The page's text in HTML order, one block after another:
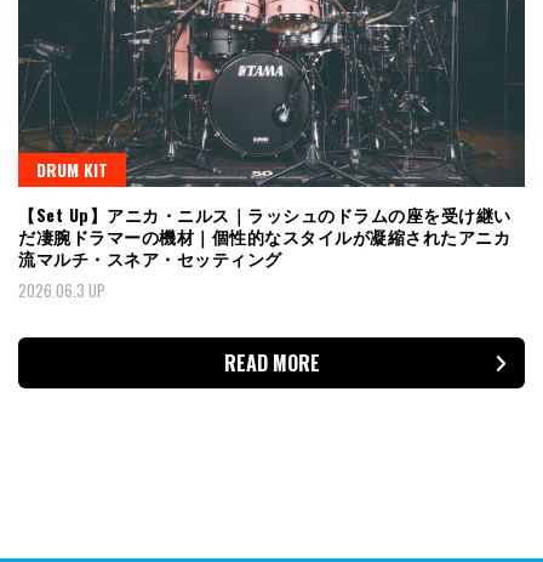
DRUM KIT
【Set Up】アニカ・ニルス｜ラッシュのドラムの座を受け継い
だ凄腕ドラマーの機材｜個性的なスタイルが凝縮されたアニカ
流マルチ・スネア・セッティング
2026.06.3 UP
READ MORE